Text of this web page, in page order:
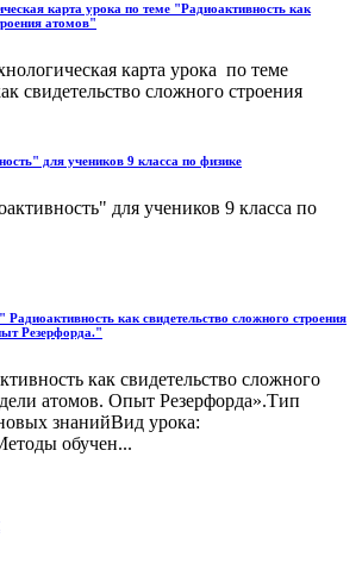
карта урока по теме "Радиоактивность как
атомов"
карта урока по теме
свидетельство сложного строения
для учеников 9 класса по физике
для учеников 9 класса по
Радиоактивность как свидетельство сложного строения
Резерфорда."
как свидетельство сложного
атомов. Опыт Резерфорда».Тип
знанийВид урока:
обучен...